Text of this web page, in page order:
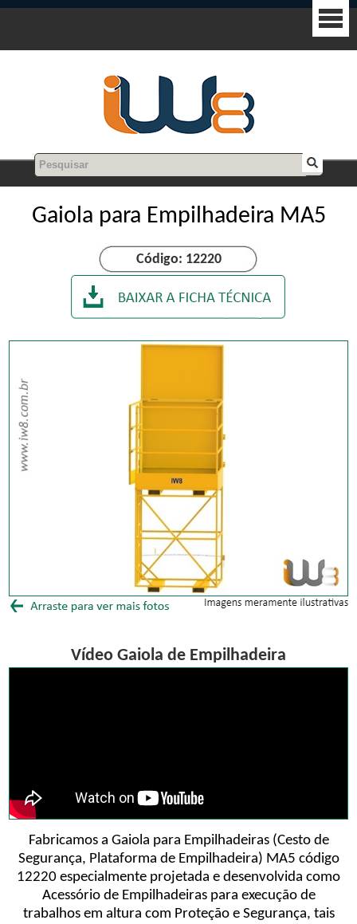
Gaiola para Empilhadeira MA5
Código: 12220
Vídeo Gaiola de Empilhadeira
Fabricamos a Gaiola para Empilhadeiras (Cesto de
Segurança, Plataforma de Empilhadeira) MA5 código
12220 especialmente projetada e desenvolvida como
Acessório de Empilhadeiras para execução de
trabalhos em altura com Proteção e Segurança, tais